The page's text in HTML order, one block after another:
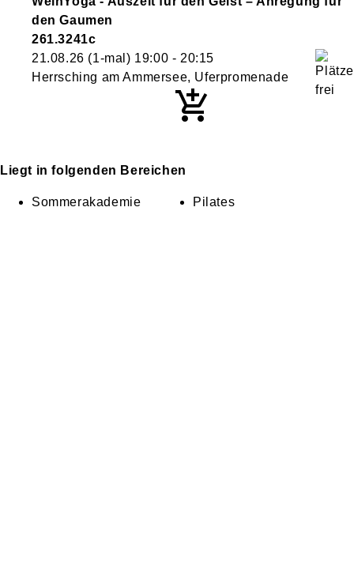
den Gaumen
261.3241c
21.08.26 (1-mal) 19:00 - 20:15
Herrsching am Ammersee, Uferpromenade
Liegt in folgenden Bereichen
Sommerakademie Pilates